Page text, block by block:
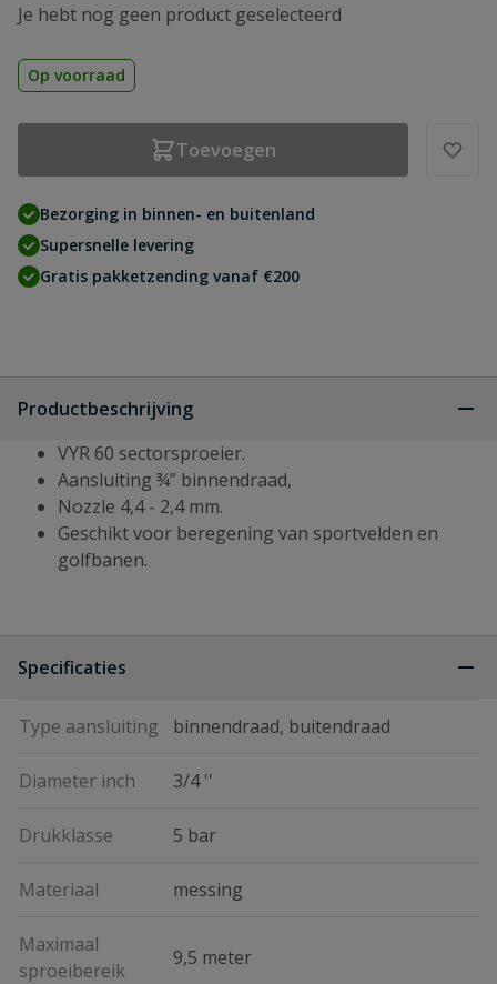
Je hebt nog geen product geselecteerd
Op voorraad
Toevoegen
Bezorging in binnen- en buitenland
Supersnelle levering
Gratis pakketzending vanaf €200
Productbeschrijving
VYR 60 sectorsproeier.
Aansluiting ¾” binnendraad,
Nozzle 4,4 - 2,4 mm.
Geschikt voor beregening van sportvelden en
golfbanen.
Specificaties
Type aansluiting binnendraad, buitendraad
Diameter inch 3/4 ''
Drukklasse 5 bar
Materiaal messing
Maximaal
sproeibereik
9,5 meter